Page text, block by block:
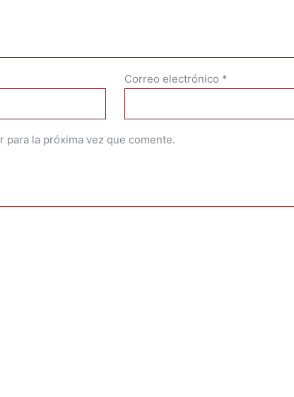
Correo electrónico *
la próxima vez que comente.